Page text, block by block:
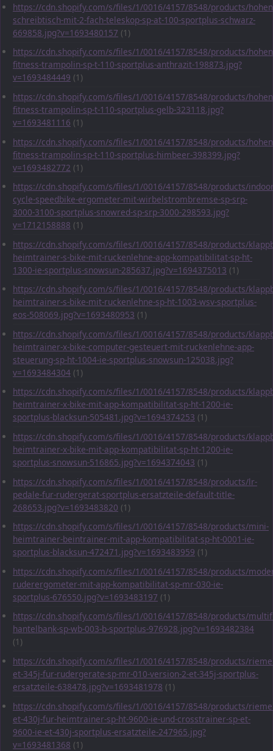
https://cdn.shopify.com/s/files/1/0016/4157/8548/products/
schreibtisch-mit-2-fach-teleskop-sp-at-100-sportplus-schwarz-
669858.jpg?v=1693480157 (1)
https://cdn.shopify.com/s/files/1/0016/4157/8548/products/
fitness-trampolin-sp-t-110-sportplus-anthrazit-198873.jpg?
v=1693484449 (1)
https://cdn.shopify.com/s/files/1/0016/4157/8548/products/
fitness-trampolin-sp-t-110-sportplus-gelb-323118.jpg?
v=1693481116 (1)
https://cdn.shopify.com/s/files/1/0016/4157/8548/products/
fitness-trampolin-sp-t-110-sportplus-himbeer-398399.jpg?
v=1693482772 (1)
https://cdn.shopify.com/s/files/1/0016/4157/8548/products/
cycle-speedbike-ergometer-mit-wirbelstrombremse-sp-srp-
3000-3100-sportplus-snowred-sp-srp-3000-298593.jpg?
v=1712158888 (1)
https://cdn.shopify.com/s/files/1/0016/4157/8548/products/
heimtrainer-s-bike-mit-ruckenlehne-app-kompatibilitat-sp-ht-
1300-ie-sportplus-snowsun-285637.jpg?v=1694375013 (1)
https://cdn.shopify.com/s/files/1/0016/4157/8548/products/
heimtrainer-s-bike-mit-ruckenlehne-sp-ht-1003-wsv-sportplus-
eos-508069.jpg?v=1693480953 (1)
https://cdn.shopify.com/s/files/1/0016/4157/8548/products/
heimtrainer-x-bike-computer-gesteuert-mit-ruckenlehne-app-
steuerung-sp-ht-1004-ie-sportplus-snowsun-125038.jpg?
v=1693484304 (1)
https://cdn.shopify.com/s/files/1/0016/4157/8548/products/
heimtrainer-x-bike-mit-app-kompatibilitat-sp-ht-1200-ie-
sportplus-blacksun-505481.jpg?v=1694374253 (1)
https://cdn.shopify.com/s/files/1/0016/4157/8548/products/
heimtrainer-x-bike-mit-app-kompatibilitat-sp-ht-1200-ie-
sportplus-snowsun-516865.jpg?v=1694374043 (1)
https://cdn.shopify.com/s/files/1/0016/4157/8548/products/lr-
pedale-fur-rudergerat-sportplus-ersatzteile-default-title-
268653.jpg?v=1693483820 (1)
https://cdn.shopify.com/s/files/1/0016/4157/8548/products/mini-
heimtrainer-beintrainer-mit-app-kompatibilitat-sp-ht-0001-ie-
sportplus-blacksun-472471.jpg?v=1693483959 (1)
https://cdn.shopify.com/s/files/1/0016/4157/8548/products/
ruderergometer-mit-app-kompatibilitat-sp-mr-030-ie-
sportplus-676550.jpg?v=1693483197 (1)
https://cdn.shopify.com/s/files/1/0016/4157/8548/products/
hantelbank-sp-wb-003-b-sportplus-976928.jpg?v=1693482384
(1)
https://cdn.shopify.com/s/files/1/0016/4157/8548/products/
et-345j-fur-rudergerate-sp-mr-010-version-2-et-345j-sportplus-
ersatzteile-638478.jpg?v=1693481978 (1)
https://cdn.shopify.com/s/files/1/0016/4157/8548/products/
et-430j-fur-heimtrainer-sp-ht-9600-ie-und-crosstrainer-sp-et-
9600-ie-et-430j-sportplus-ersatzteile-247965.jpg?
v=1693481368 (1)